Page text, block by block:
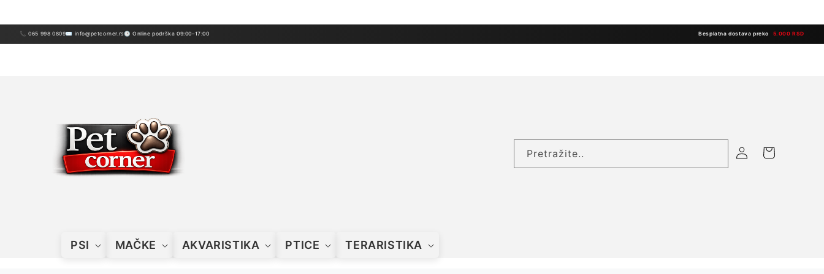
📞 065 998 0809✉ info@petcorner.rs🕒 Online podrška 09:00–17:00 Besplatna dostava preko 5.000 RSD
PSI MAČKE AKVARISTIKA PTICE TERARISTIKA
Pretražite..
Prijavite
Korpa